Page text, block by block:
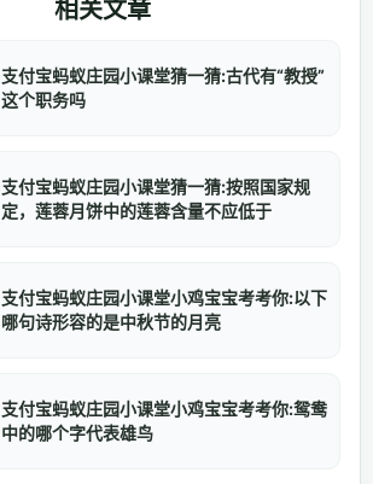
相关文章
支付宝蚂蚁庄园小课堂猜一猜:古代有“教授”
这个职务吗
支付宝蚂蚁庄园小课堂猜一猜:按照国家规
定，莲蓉月饼中的莲蓉含量不应低于
支付宝蚂蚁庄园小课堂小鸡宝宝考考你:以下
哪句诗形容的是中秋节的月亮
支付宝蚂蚁庄园小课堂小鸡宝宝考考你:鸳鸯
中的哪个字代表雄鸟